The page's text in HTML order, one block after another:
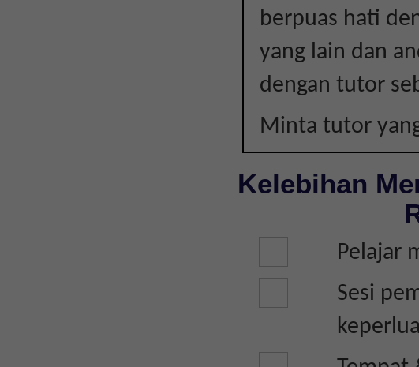
berpuas hati
yang lain dan
dengan tutor
Minta tutor
Kelebihan
Pelajar
Sesi